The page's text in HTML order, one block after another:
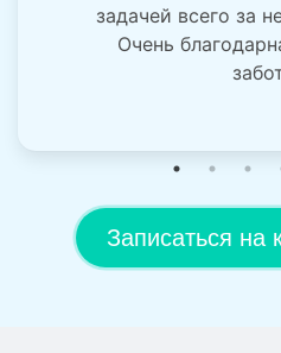
задачей всего за
Очень
Записаться на